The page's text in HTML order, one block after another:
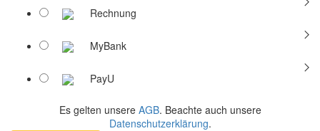
Rechnung
MyBank
PayU
Es gelten unsere AGB. Beachte auch unsere
Datenschutzerklärung.